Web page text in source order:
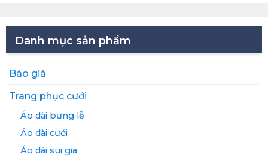
Danh mục sản phẩm
Báo giá
Trang phục cưới
Áo dài bưng lễ
Áo dài cưới
Áo dài sui gia